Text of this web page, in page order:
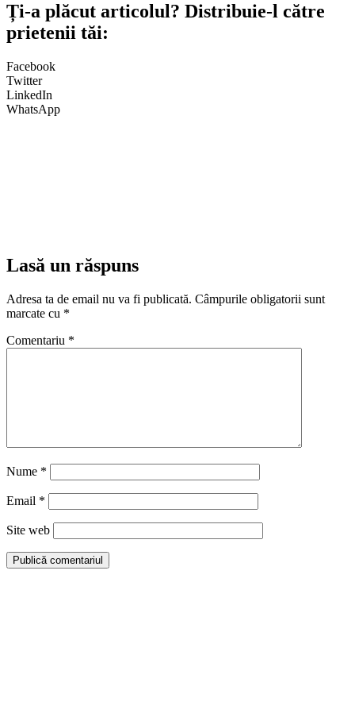
Ți-a plăcut articolul? Distribuie-l către
prietenii tăi:
Facebook
Twitter
LinkedIn
WhatsApp
Lasă un răspuns
Adresa ta de email nu va fi publicată. Câmpurile obligatorii sunt
marcate cu *
Comentariu *
Nume *
Email *
Site web